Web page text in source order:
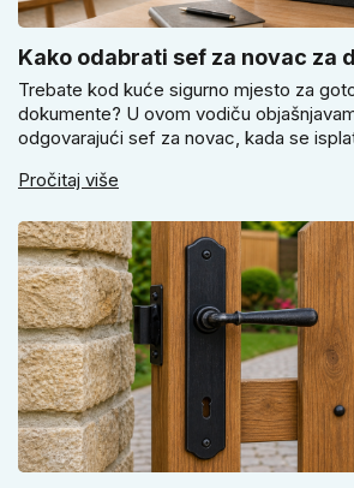
Kako odabrati sef za novac za
Trebate kod kuće sigurno mjesto za
dokumente? U ovom vodiču
odgovarajući sef za novac, kada se
za stvarnu sigurnost. Dobit ćete
Pročitaj više